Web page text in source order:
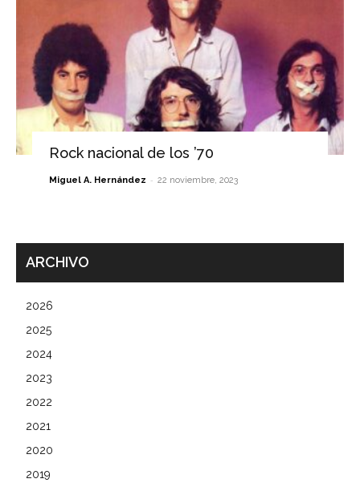
Rock nacional de los ’70
Miguel A. Hernández - 22 noviembre, 2023
ARCHIVO
2026
2025
2024
2023
2022
2021
2020
2019